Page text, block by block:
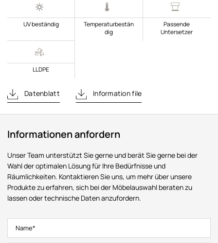
UV beständig
Temperaturbestän
dig
Passende
Untersetzer
LLDPE
Datenblatt Information file
Informationen anfordern
Unser Team unterstützt Sie gerne und berät Sie gerne bei der
Wahl der optimalen Lösung für Ihre Bedürfnisse und
Räumlichkeiten. Kontaktieren Sie uns, um mehr über unsere
Produkte zu erfahren, sich bei der Möbelauswahl beraten zu
lassen oder technische Daten anzufordern.